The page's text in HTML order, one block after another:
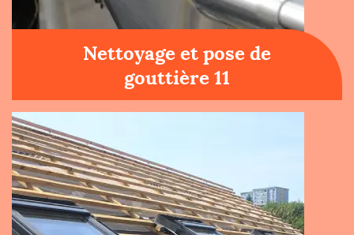
Nettoyage et pose de
gouttière 11